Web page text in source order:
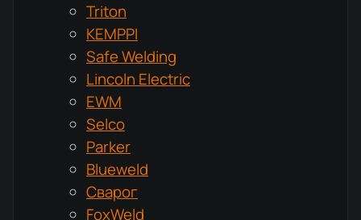
Triton
KEMPPI
Safe Welding
Lincoln Electric
EWM
Selco
Parker
Blueweld
Сварог
FoxWeld